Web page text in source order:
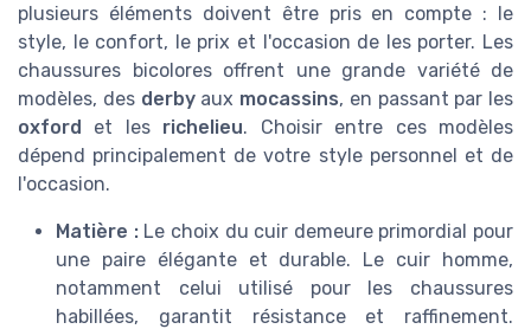
plusieurs éléments doivent être pris en compte : le
style, le confort, le prix et l'occasion de les porter. Les
chaussures bicolores offrent une grande variété de
modèles, des derbyaux mocassins, en passant par les
oxford et les richelieu. Choisir entre ces modèles
dépend principalement de votre style personnel et de
l'occasion.
Matière :Le choix du cuir demeure primordial pour
une paire élégante et durable. Le cuir homme,
notamment celui utilisé pour les chaussures
habillées, garantit résistance et raffinement.